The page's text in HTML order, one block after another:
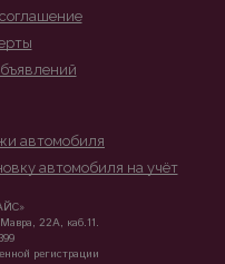
автомобиля
автомобиля на учёт
22А, каб.11.
регистрации